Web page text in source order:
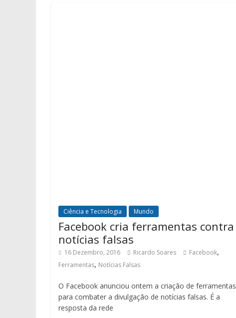
Ciência e Tecnologia Mundo
Facebook cria ferramentas contra
notícias falsas
16 Dezembro, 2016 Ricardo Soares Facebook,
Ferramentas, Notícias Falsas
O Facebook anunciou ontem a criação de ferramentas
para combater a divulgação de notícias falsas. É a
resposta da rede